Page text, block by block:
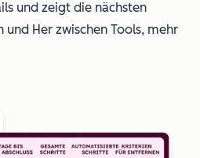
und zeigt die nächsten
und Her zwischen Tools, mehr